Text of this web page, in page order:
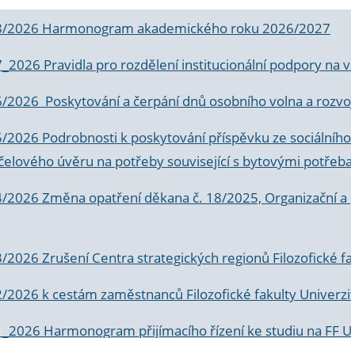
2026 Harmonogram akademického roku 2026/2027
Pravidla pro rozdělení institucionální podpory na
2026 Poskytování a čerpání dnů osobního volna a
2026 Podrobnosti k poskytování příspěvku ze
úvěru na potřeby související s bytovými
2026 Změna opatření děkana č. 18/2025, Organizační
2026 Zrušení Centra strategických regionů Filozofické
2026 k cestám zaměstnanců Filozofické fakulty
Harmonogram přijímacího řízení ke studiu na FF